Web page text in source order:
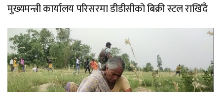
मुख्यमन्त्री कार्यालय परिसरमा डीडीसीको बिक्री स्टल राखिँदै